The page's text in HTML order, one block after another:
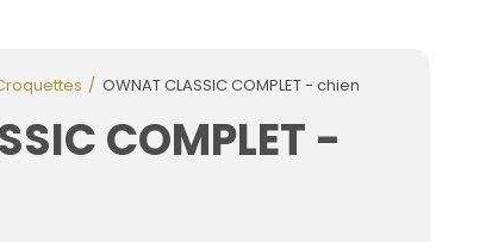
OWNAT CLASSIC COMPLET - chien
COMPLET -